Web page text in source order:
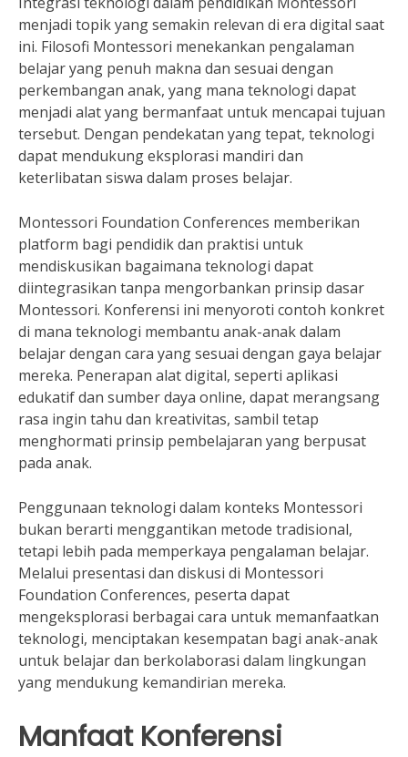
menjadi topik yang semakin relevan di era digital saat
ini. Filosofi Montessori menekankan pengalaman
belajar yang penuh makna dan sesuai dengan
perkembangan anak, yang mana teknologi dapat
menjadi alat yang bermanfaat untuk mencapai tujuan
tersebut. Dengan pendekatan yang tepat, teknologi
dapat mendukung eksplorasi mandiri dan
keterlibatan siswa dalam proses belajar.
Montessori Foundation Conferences memberikan
platform bagi pendidik dan praktisi untuk
mendiskusikan bagaimana teknologi dapat
diintegrasikan tanpa mengorbankan prinsip dasar
Montessori. Konferensi ini menyoroti contoh konkret
di mana teknologi membantu anak-anak dalam
belajar dengan cara yang sesuai dengan gaya belajar
mereka. Penerapan alat digital, seperti aplikasi
edukatif dan sumber daya online, dapat merangsang
rasa ingin tahu dan kreativitas, sambil tetap
menghormati prinsip pembelajaran yang berpusat
pada anak.
Penggunaan teknologi dalam konteks Montessori
bukan berarti menggantikan metode tradisional,
tetapi lebih pada memperkaya pengalaman belajar.
Melalui presentasi dan diskusi di Montessori
Foundation Conferences, peserta dapat
mengeksplorasi berbagai cara untuk memanfaatkan
teknologi, menciptakan kesempatan bagi anak-anak
untuk belajar dan berkolaborasi dalam lingkungan
yang mendukung kemandirian mereka.
Manfaat Konferensi